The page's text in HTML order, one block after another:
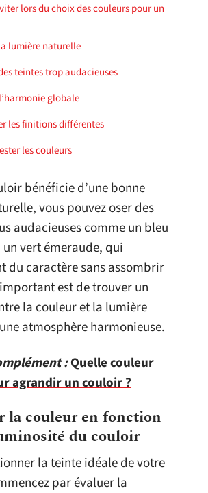
lors du choix des couleurs pour un
lumière naturelle
teintes trop audacieuses
globale
les finitions différentes
les couleurs
bénéficie d’une bonne
vous pouvez oser des
audacieuses comme un bleu
vert émeraude, qui
du caractère sans assombrir
est de trouver un
la couleur et la lumière
atmosphère harmonieuse.
:Quelle couleur
agrandir un couloir ?
la couleur en fonction
du couloir
la teinte idéale de votre
par évaluer la